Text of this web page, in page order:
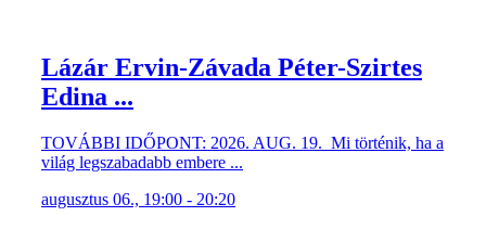
Lázár Ervin-Závada Péter-Szirtes
Edina ...
TOVÁBBI IDŐPONT: 2026. AUG. 19. Mi történik, ha a
világ legszabadabb embere ...
augusztus 06., 19:00 - 20:20